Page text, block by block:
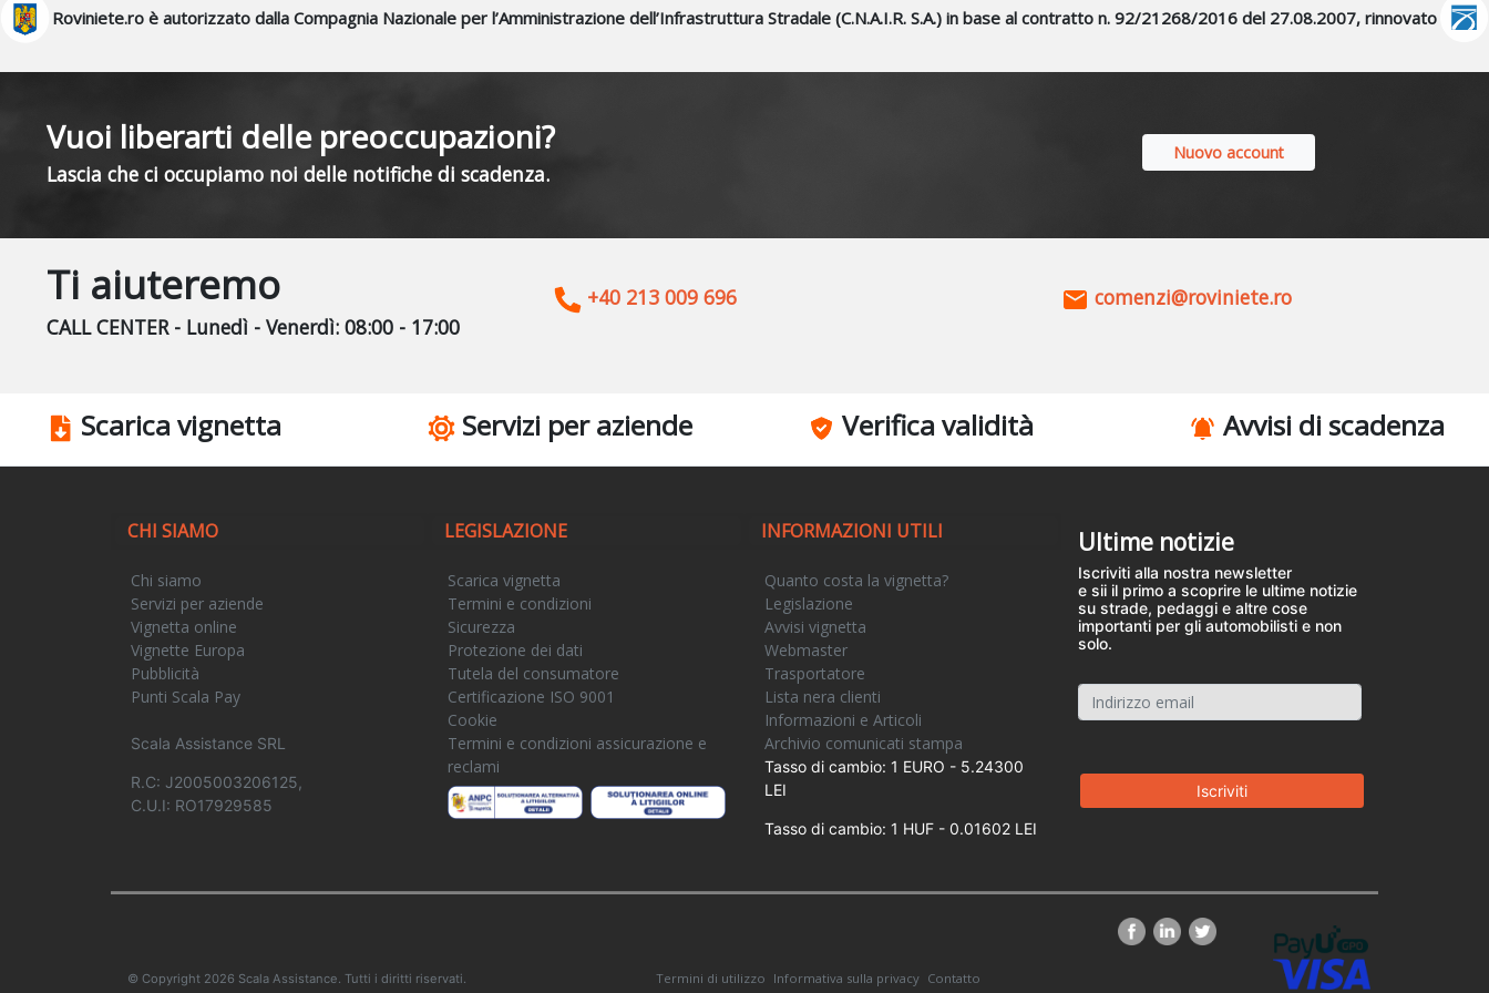
Roviniete.ro è autorizzato dalla Compagnia Nazionale per l’Amministrazione dell’Infrastruttura Stradale (C.N.A.I.R. S.A.) in base al contratto n. 92/21268/2016 del 27.08.2007, rinnovato
Vuoi liberarti delle preoccupazioni?
Lascia che ci occupiamo noi delle notifiche di scadenza.
Nuovo account
Ti aiuteremo
CALL CENTER - Lunedì - Venerdì: 08:00 - 17:00
+40 213 009 696 comenzi@roviniete.ro
Scarica vignetta Servizi per aziende Verifica validità Avvisi di scadenza
CHI SIAMO
Chi siamo
Servizi per aziende
Vignetta online
Vignette Europa
Pubblicità
Punti Scala Pay
Scala Assistance SRL
R.C: J2005003206125,
C.U.I: RO17929585
LEGISLAZIONE
Scarica vignetta
Termini e condizioni
Sicurezza
Protezione dei dati
Tutela del consumatore
Certificazione ISO 9001
Cookie
Termini e condizioni assicurazione e
reclami
INFORMAZIONI UTILI
Quanto costa la vignetta?
Legislazione
Avvisi vignetta
Webmaster
Trasportatore
Lista nera clienti
Informazioni e Articoli
Archivio comunicati stampa
Tasso di cambio: 1 EURO - 5.24300
LEI
Tasso di cambio: 1 HUF - 0.01602 LEI
Ultime notizie
Iscriviti alla nostra newsletter
e sii il primo a scoprire le ultime notizie
su strade, pedaggi e altre cose
importanti per gli automobilisti e non
solo.
© Copyright 2026 Scala Assistance. Tutti i diritti riservati. Termini di utilizzo Informativa sulla privacy Contatto